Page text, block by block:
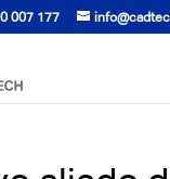
007 177